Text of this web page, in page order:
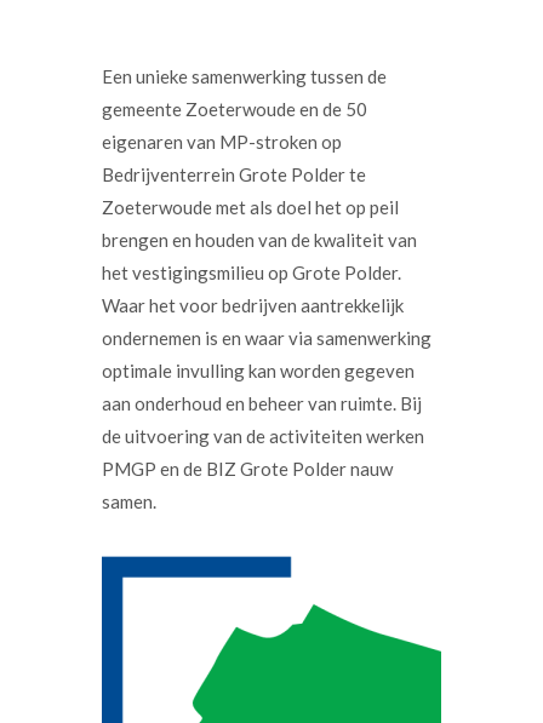
Een unieke samenwerking tussen de
gemeente Zoeterwoude en de 50
eigenaren van MP-stroken op
Bedrijventerrein Grote Polder te
Zoeterwoude met als doel het op peil
brengen en houden van de kwaliteit van
het vestigingsmilieu op Grote Polder.
Waar het voor bedrijven aantrekkelijk
ondernemen is en waar via samenwerking
optimale invulling kan worden gegeven
aan onderhoud en beheer van ruimte. Bij
de uitvoering van de activiteiten werken
PMGP en de BIZ Grote Polder nauw
samen.